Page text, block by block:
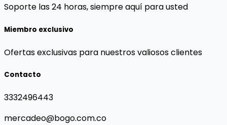
Soporte las 24 horas, siempre aquí para usted
Miembro exclusivo
Ofertas exclusivas para nuestros valiosos clientes
Contacto
3332496443
mercadeo@bogo.com.co